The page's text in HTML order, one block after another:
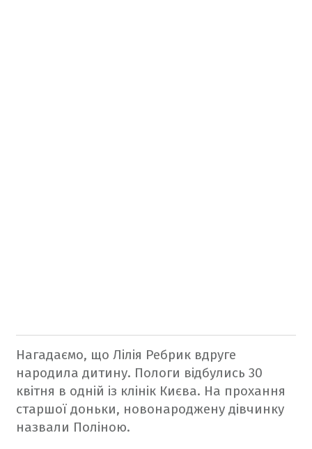
Нагадаємо, що Лілія Ребрик вдруге
народила дитину. Пологи відбулись 30
квітня в одній із клінік Києва. На прохання
старшої доньки, новонароджену дівчинку
назвали Поліною.